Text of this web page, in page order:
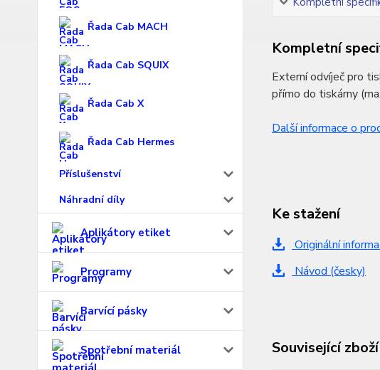
Řada Cab MACH
Řada Cab SQUIX
Řada Cab X
Řada Cab Hermes
Příslušenství
Náhradní díly
Aplikátory etiket
Programy
Barvící pásky
Spotřební materiál
Kompletní
Externí odvíječ pro
přímo do tiskárny
Další informace o
Ke stažení
Originální
Návod (česky)
Související zboží